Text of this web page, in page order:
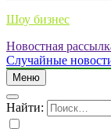
Шоу бизнес
Новостная
Случайные
Меню
Найти: